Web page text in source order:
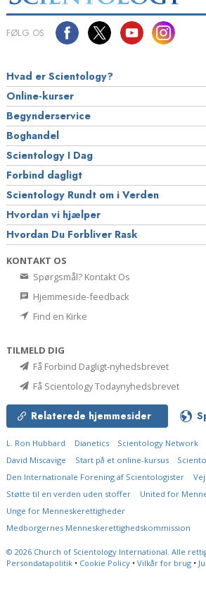
FØLG OS
Hvad er Scientology?
Online-kurser
Begynderservice
Boghandel
Scientology I Dag
Forbind dagligt
Scientology Rundt om i Verden
Hvordan vi hjælper
Hvordan Du Forbliver Rask
KONTAKT OS
Spørgsmål? Kontakt Os
Hjemmeside-feedback
Find en Kirke
TILMELD DIG
Få Forbind Dagligt-nyhedsbrevet
Få Scientology Todaynyhedsbrevet
Relaterede hjemmesider
L. Ron Hubbard Dianetics Scientology Network
David Miscavige
Start på et online-kursus
Den Internationale Forening af Scientologister
Støtte til en verden uden stoffer
United for
Unge for Menneskerettigheder
Medborgernes Menneskerettigheds­kommission
© 2026 Church of Scientology International. Alle
Persondatapolitik • Cookie Policy • Vilkår for brug •